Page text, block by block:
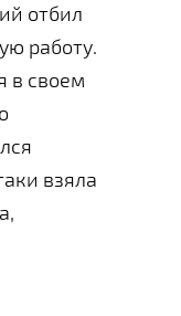
отбил
работу.
в своем
взяла